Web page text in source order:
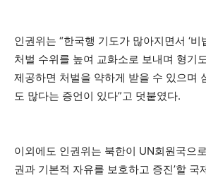
인권위는 “한국행 기도가 많아지면서 ‘비
처벌 수위를 높여 교화소로 보내며 형기
제공하면 처벌을 약하게 받을 수 있으며
도 많다는 증언이 있다”고 덧붙였다.
이외에도 인권위는 북한이 UN회원국으
권과 기본적 자유를 보호하고 증진’할 국